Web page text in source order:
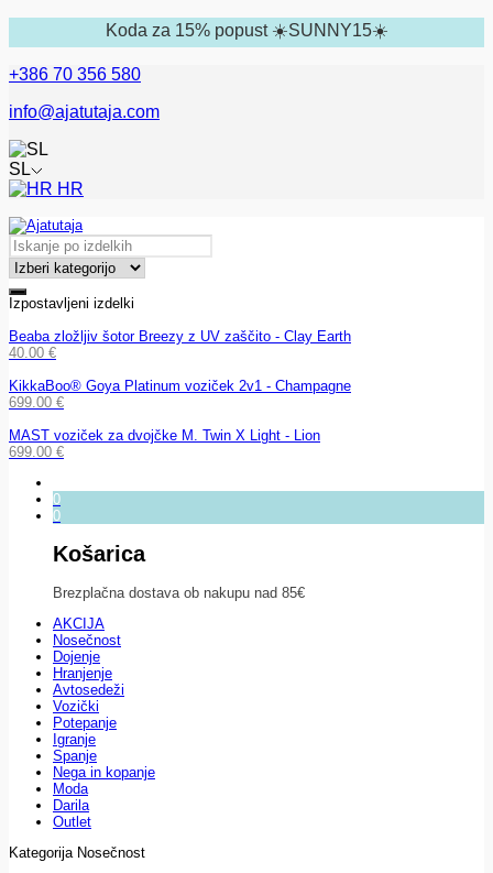
Koda za 15% popust ☀️SUNNY15☀️
+386 70 356 580
info@ajatutaja.com
SL
HR
Izpostavljeni izdelki
Beaba zložljiv šotor Breezy z UV zaščito - Clay Earth
40.00 €
KikkaBoo® Goya Platinum voziček 2v1 - Champagne
699.00 €
MAST voziček za dvojčke M. Twin X Light - Lion
699.00 €
0
0
Košarica
Brezplačna dostava ob nakupu nad 85€
AKCIJA
Nosečnost
Dojenje
Hranjenje
Avtosedeži
Vozički
Potepanje
Igranje
Spanje
Nega in kopanje
Moda
Darila
Outlet
Kategorija Nosečnost